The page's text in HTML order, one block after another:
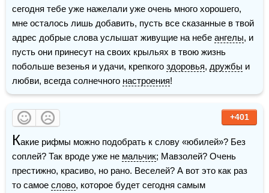
сегодня тебе уже нажелали уже очень много хорошего,
мне осталось лишь добавить, пусть все сказанные в твой
адрес добрые слова услышат живущие на небе ангелы, и
пусть они принесут на своих крыльях в твою жизнь
побольше везенья и удачи, крепкого здоровья, дружбы и
любви, всегда солнечного настроения!
+401
Какие рифмы можно подобрать к слову «юбилей»? Без
соплей? Так вроде уже не мальчик; Мавзолей? Очень
престижно, красиво, но рано. Веселей? А вот это как раз
то самое слово, которое будет сегодня самым